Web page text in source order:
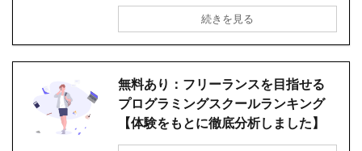
続きを見る
無料あり：フリーランスを目指せる
プログラミングスクールランキング
【体験をもとに徹底分析しました】